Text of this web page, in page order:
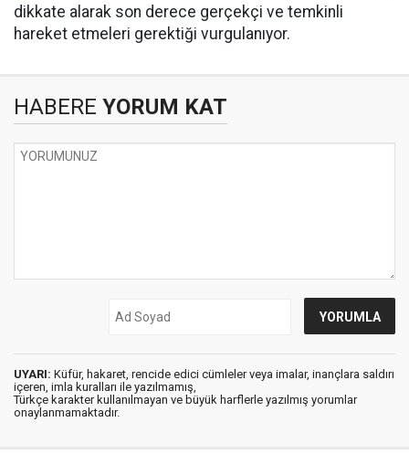
dikkate alarak son derece gerçekçi ve temkinli
hareket etmeleri gerektiği vurgulanıyor.
HABERE YORUM KAT
UYARI: Küfür, hakaret, rencide edici cümleler veya imalar, inançlara saldırı
içeren, imla kuralları ile yazılmamış,
Türkçe karakter kullanılmayan ve büyük harflerle yazılmış yorumlar
onaylanmamaktadır.